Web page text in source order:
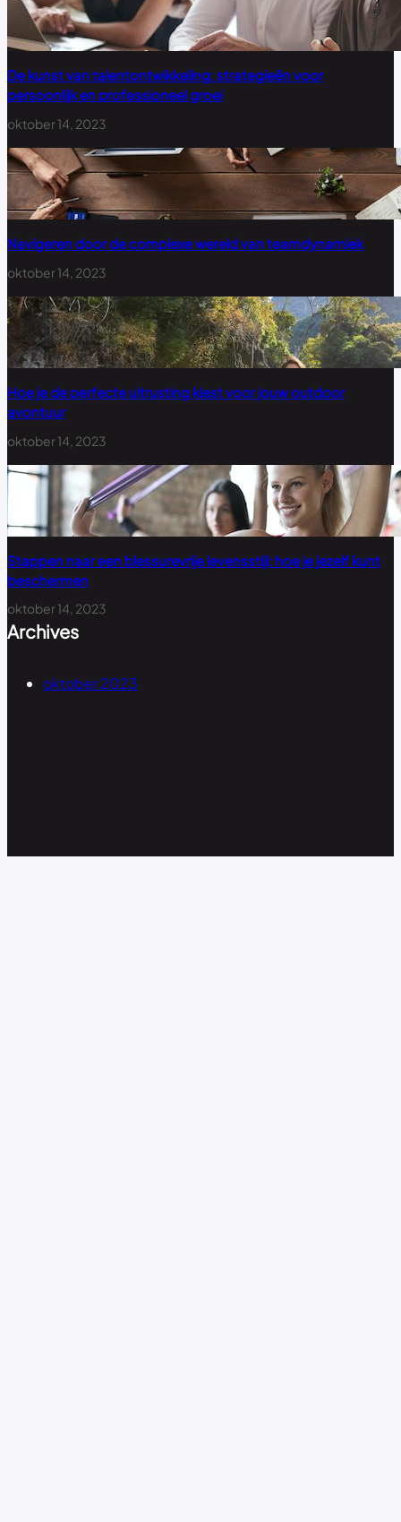
De kunst van talentontwikkeling: strategieën voor
persoonlijk en professioneel groei
oktober 14, 2023
Navigeren door de complexe wereld van teamdynamiek
oktober 14, 2023
Hoe je de perfecte uitrusting kiest voor jouw outdoor
avontuur
oktober 14, 2023
Stappen naar een blessurevrije levensstijl: hoe je jezelf kunt
beschermen
oktober 14, 2023
Archives
oktober 2023